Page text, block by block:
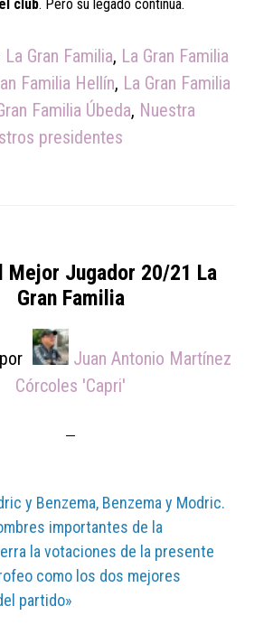
club. Pero su legado continúa.
La Gran Familia, La Gran Familia
Familia Hellín, La Gran Familia
Familia Úbeda, Nuestra
presidentes
Mejor Jugador 20/21 La
Gran Familia
por
Juan Antonio Martínez
Córcoles 'Capri'
y Benzema, Benzema y Modric.
importantes de la
la votaciones de la presente
como los dos mejores
partido»